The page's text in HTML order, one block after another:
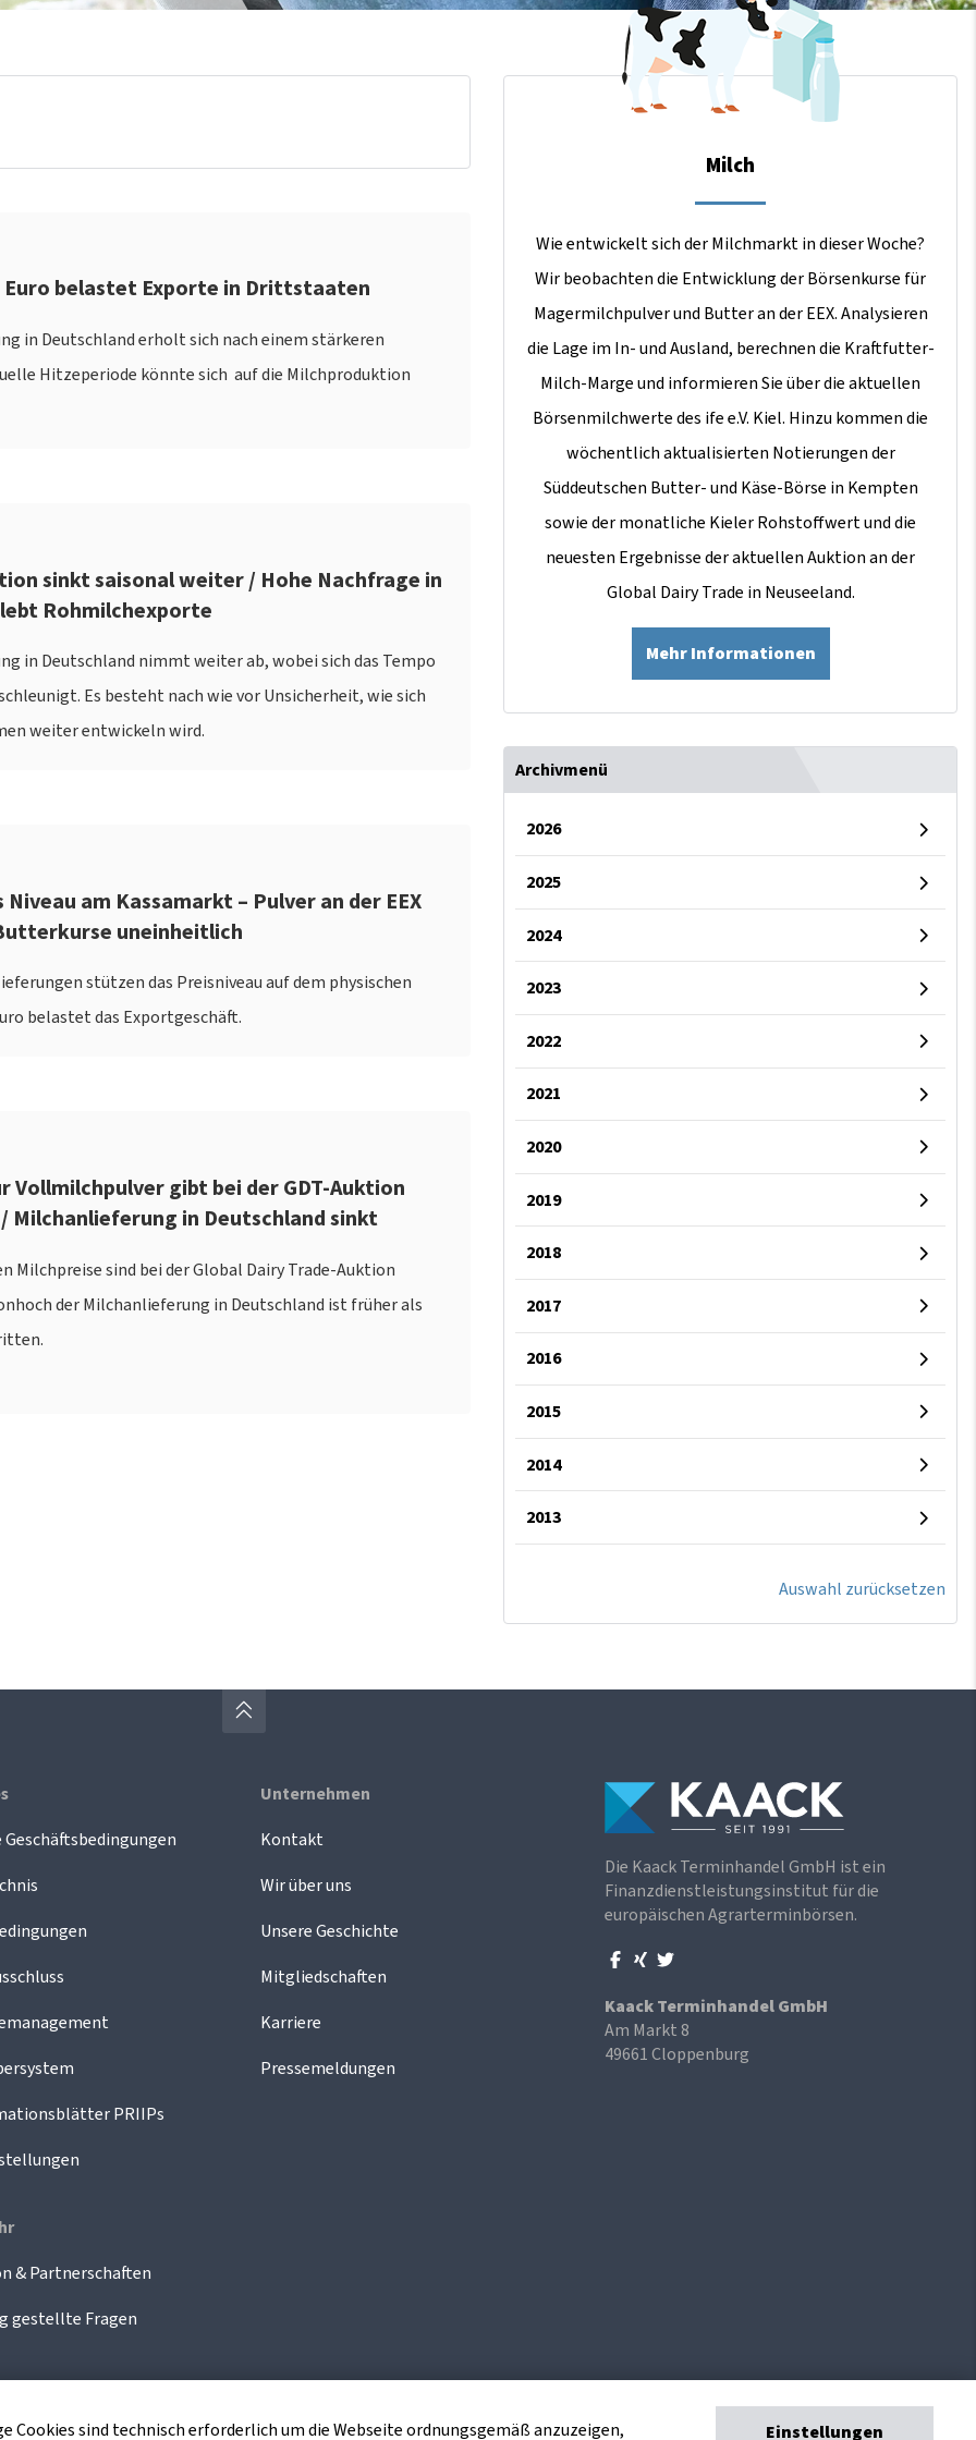
Euro belastet Exporte in Drittstaaten
in Deutschland erholt sich nach einem stärkeren
Hitzeperiode könnte sich auf die Milchproduktion
sinkt saisonal weiter / Hohe Nachfrage in
Rohmilchexporte
in Deutschland nimmt weiter ab, wobei sich das Tempo
Es besteht nach wie vor Unsicherheit, wie sich
weiter entwickeln wird.
am Kassamarkt – Pulver an der EEX
uneinheitlich
stützen das Preisniveau auf dem physischen
belastet das Exportgeschäft.
Vollmilchpulver gibt bei der GDT-Auktion
Milchanlieferung in Deutschland sinkt
Milchpreise sind bei der Global Dairy Trade-Auktion
der Milchanlieferung in Deutschland ist früher als
Milch
Wie entwickelt sich der Milchmarkt in dieser Woche?
Wir beobachten die Entwicklung der Börsenkurse für
Magermilchpulver und Butter an der EEX. Analysieren
die Lage im In- und Ausland, berechnen die Kraftfutter-
Milch-Marge und informieren Sie über die aktuellen
Börsenmilchwerte des ife e.V. Kiel. Hinzu kommen die
wöchentlich aktualisierten Notierungen der
Süddeutschen Butter- und Käse-Börse in Kempten
sowie der monatliche Kieler Rohstoffwert und die
neuesten Ergebnisse der aktuellen Auktion an der
Global Dairy Trade in Neuseeland.
Mehr Informationen
Archivmenü
2026
2025
2024
2023
2022
2021
2020
2019
2018
2017
2016
2015
2014
2013
Auswahl zurücksetzen
PRIIPs
Unternehmen
Kontakt
Wir über uns
Unsere Geschichte
Mitgliedschaften
Karriere
Pressemeldungen
& Partnerschaften
gestellte Fragen
Die Kaack Terminhandel GmbH ist ein
Finanzdienstleistungsinstitut für die
europäischen Agrarterminbörsen.
Kaack Terminhandel GmbH
Am Markt 8
49661 Cloppenburg
sind technisch erforderlich um die Webseite ordnungsgemäß anzuzeigen, Einstellungen